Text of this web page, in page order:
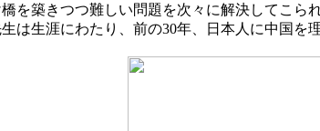
を築きつつ難しい問題を次々に解決してこ
は生涯にわたり、前の30年、日本人に中国